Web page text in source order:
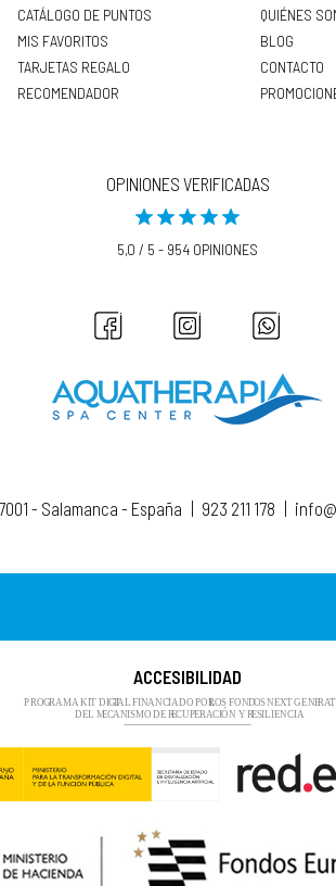
CATÁLOGO DE PUNTOS
MIS FAVORITOS
TARJETAS REGALO
RECOMENDADOR
QUIÉNES
BLOG
CONTACTO
OPINIONES VERIFICADAS
5,0 / 5 - 954 OPINIONES
- Salamanca - España | 923 211 178 |
ACCESIBILIDAD